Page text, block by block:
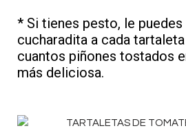
* Si tienes pesto, le puedes
cucharadita a cada
cuantos piñones tostados
más deliciosa.